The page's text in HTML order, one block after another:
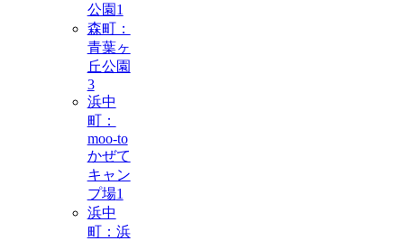
公園 1
森町：
青葉ヶ
丘公園
3
浜中
町：
moo-to
かぜて
キャン
プ場1
浜中
町：浜